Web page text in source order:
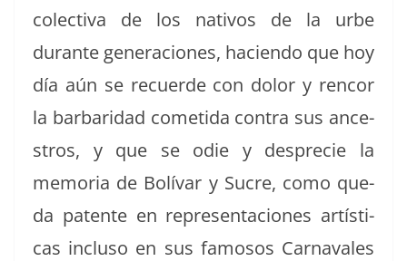
colec­ti­va de los nativos de la urbe
durante gen­era­ciones, hacien­do que hoy
día aún se recuerde con dolor y ren­cor
la bar­bari­dad cometi­da con­tra sus ance­
s­tros, y que se odie y des­pre­cie la
memo­ria de Bolí­var y Sucre, como que­
da patente en rep­re­senta­ciones artís­ti­
cas inclu­so en sus famosos Car­navales